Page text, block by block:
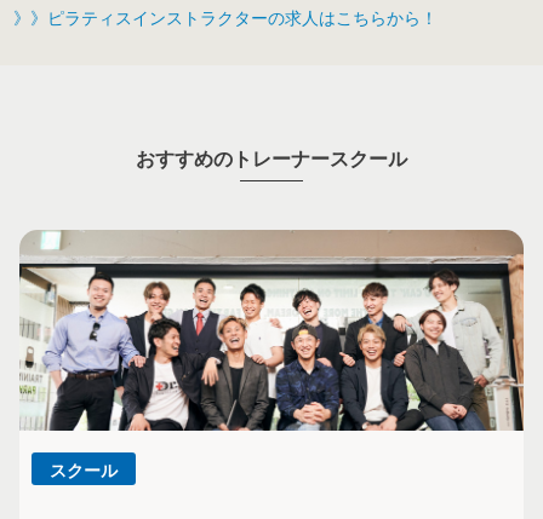
》》ピラティスインストラクターの求人はこちらから！
おすすめのトレーナースクール
スクール